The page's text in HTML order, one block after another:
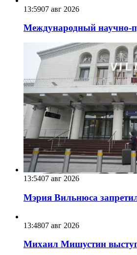
13:5907 авг 2026
Международный научно-
13:5407 авг 2026
Мэрия Вильнюса
13:4807 авг 2026
Михаил Мишустин